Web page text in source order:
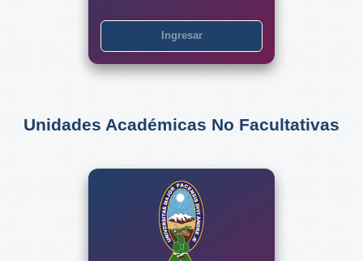
Ingresar
Unidades Académicas No Facultativas